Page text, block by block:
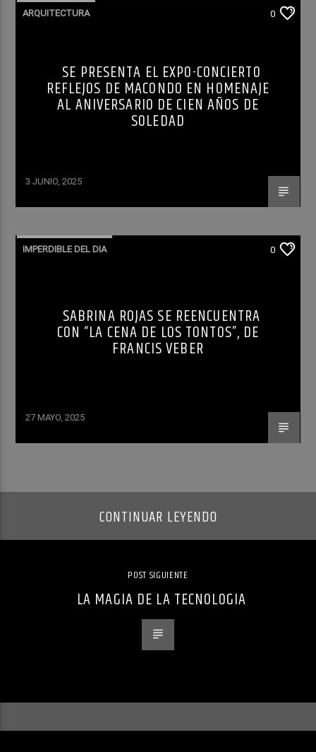
ARQUITECTURA 0
SE PRESENTA EL EXPO-CONCIERTO
REFLEJOS DE MACONDO EN HOMENAJE
AL ANIVERSARIO DE CIEN AÑOS DE
SOLEDAD
3 JUNIO, 2025
IMPERDIBLE DEL DIA 0
SABRINA ROJAS SE REENCUENTRA
CON “LA CENA DE LOS TONTOS”, DE
FRANCIS VEBER
27 MAYO, 2025
CONTINUAR LEYENDO
POST SIGUIENTE
LA MAGIA DE LA TECNOLOGIA